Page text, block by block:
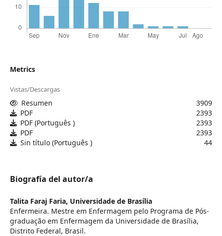
Metrics
Vistas/Descargas
Resumen
3909
PDF
2393
PDF (Português )
2393
PDF
2393
Sin título (Português )
44
Biografía del autor/a
Talita Faraj Faria, Universidade de Brasília
Enfermeira. Mestre em Enfermagem pelo Programa de Pós-
graduação em Enfermagem da Universidade de Brasília,
Distrito Federal, Brasil.